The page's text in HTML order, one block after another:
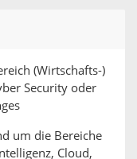
(Wirtschafts-)
Security oder
um die Bereiche
Cloud,